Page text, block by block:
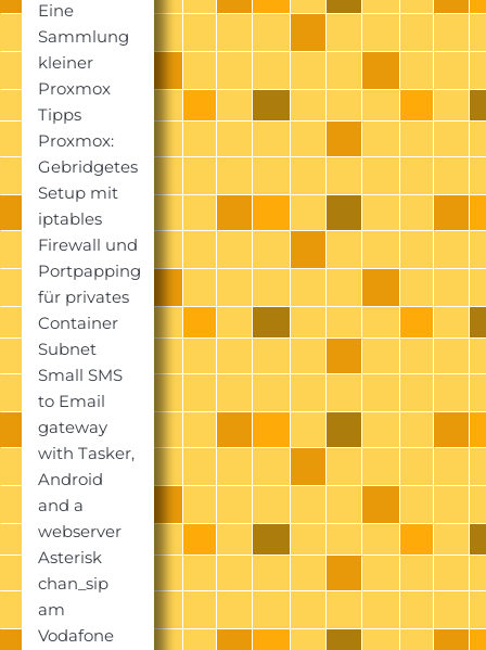
Eine
Sammlung
kleiner
Proxmox
Tipps
Proxmox:
Gebridgetes
Setup mit
iptables
Firewall und
Portpapping
für privates
Container
Subnet
Small SMS
to Email
gateway
with Tasker,
Android
and a
webserver
Asterisk
chan_sip
am
Vodafone